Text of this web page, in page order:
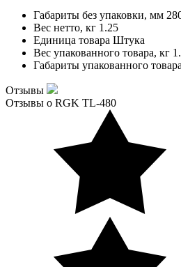
Габариты без упаковки, мм
Вес нетто, кг 1.25
Единица товара Штука
Вес упакованного товара, кг
Габариты упакованного
Отзывы
Отзывы о RGK TL-480